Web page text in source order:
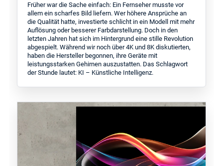
Früher war die Sache einfach: Ein Fernseher musste vor
allem ein scharfes Bild liefern. Wer höhere Ansprüche an
die Qualität hatte, investierte schlicht in ein Modell mit mehr
Auflösung oder besserer Farbdarstellung. Doch in den
letzten Jahren hat sich im Hintergrund eine stille Revolution
abgespielt. Während wir noch über 4K und 8K diskutierten,
haben die Hersteller begonnen, ihre Geräte mit
leistungsstarken Gehirnen auszustatten. Das Schlagwort
der Stunde lautet: KI – Künstliche Intelligenz.